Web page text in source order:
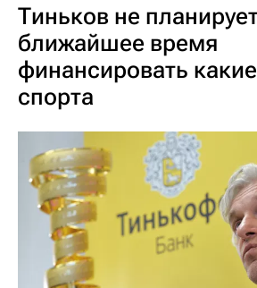
Тиньков не
ближайшее время
финансировать
спорта